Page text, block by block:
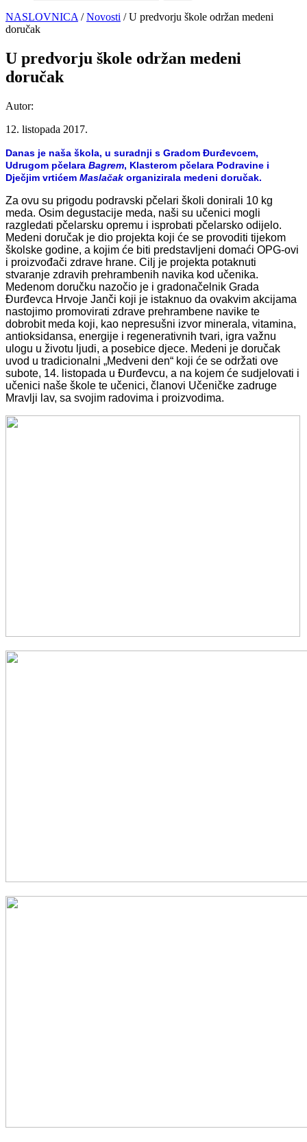
NASLOVNICA /Novosti / U predvorju škole održan medeni
doručak
U predvorju škole održan medeni
doručak
Autor:
12. listopada 2017.
Danas je naša škola, u suradnji s Gradom Đurđevcem,
Udrugom pčelara Bagrem, Klasterom pčelara Podravine i
Dječjim vrtićem Maslačak organizirala medeni doručak.
Za ovu su prigodu podravski pčelari školi donirali 10 kg
meda. Osim degustacije meda, naši su učenici mogli
razgledati pčelarsku opremu i isprobati pčelarsko odijelo.
Medeni doručak je dio projekta koji će se provoditi tijekom
školske godine, a kojim će biti predstavljeni domaći OPG-ovi
i proizvođači zdrave hrane. Cilj je projekta potaknuti
stvaranje zdravih prehrambenih navika kod učenika.
Medenom doručku nazočio je i gradonačelnik Grada
Đurđevca Hrvoje Janči koji je istaknuo da ovakvim akcijama
nastojimo promovirati zdrave prehrambene navike te
dobrobit meda koji, kao nepresušni izvor minerala, vitamina,
antioksidansa, energije i regenerativnih tvari, igra važnu
ulogu u životu ljudi, a posebice djece. Medeni je doručak
uvod u tradicionalni „Medveni den“ koji će se održati ove
subote, 14. listopada u Đurđevcu, a na kojem će sudjelovati i
učenici naše škole te učenici, članovi Učeničke zadruge
Mravlji lav, sa svojim radovima i proizvodima.